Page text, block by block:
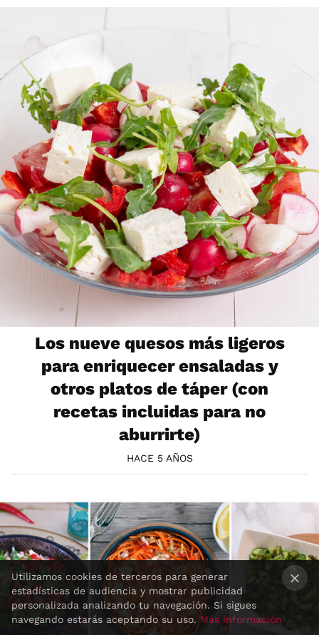
Los nueve quesos más ligeros
para enriquecer ensaladas y
otros platos de táper (con
recetas incluidas para no
aburrirte)
HACE 5 AÑOS
Utilizamos cookies de terceros para generar
estadísticas de audiencia y mostrar publicidad
personalizada analizando tu navegación. Si sigues
navegando estarás aceptando su uso. Más información